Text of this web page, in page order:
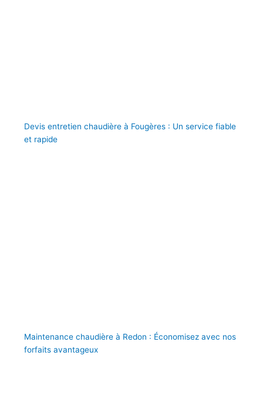
Devis entretien chaudière à Fougères : Un service fiable
et rapide
Maintenance chaudière à Redon : Économisez avec nos
forfaits avantageux